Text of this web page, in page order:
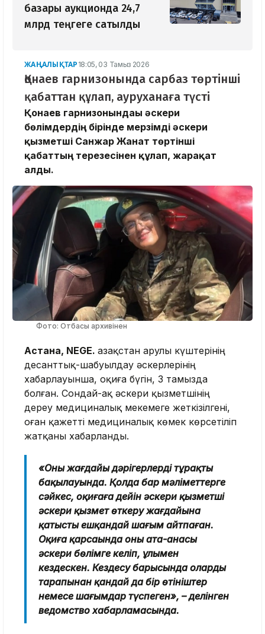
базары аукционда 24,7
млрд теңгеге сатылды
ЖАҢАЛЫҚТАР 18:05, 03 Тамыз 2026
Қонаев гарнизонында сарбаз төртінші
қабаттан құлап, ауруханаға түсті
Қонаев гарнизонындағы әскери
бөлімдердің бірінде мерзімді әскери
қызметші Санжар Жанат төртінші
қабаттың терезесінен құлап, жарақат
алды.
Фото: Отбасы архивінен
Астана, NEGE. Қазақстан Қарулы күштерінің
десанттық-шабуылдау әскерлерінің
хабарлауынша, оқиға бүгін, 3 тамызда
болған. Сондай-ақ әскери қызметшінің
дереу медициналық мекемеге жеткізілгені,
оған қажетті медициналық көмек көрсетіліп
жатқаны хабарланды.
«Оның жағдайы дәрігерлердің тұрақты
бақылауында. Қолда бар мәліметтерге
сәйкес, оқиғаға дейін әскери қызметші
әскери қызмет өткеру жағдайына
қатысты ешқандай шағым айтпаған.
Оқиға қарсаңында оның ата-анасы
әскери бөлімге келіп, ұлымен
кездескен. Кездесу барысында олардың
тарапынан қандай да бір өтініштер
немесе шағымдар түспеген», – делінген
ведомство хабарламасында.